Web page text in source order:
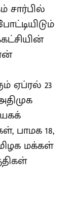
ஏப்ரல் 23
பாமக 18,
மக்கள்